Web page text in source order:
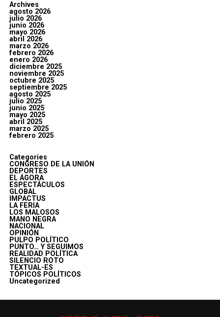
Archives
agosto 2026
julio 2026
junio 2026
mayo 2026
abril 2026
marzo 2026
febrero 2026
enero 2026
diciembre 2025
noviembre 2025
octubre 2025
septiembre 2025
agosto 2025
julio 2025
junio 2025
mayo 2025
abril 2025
marzo 2025
febrero 2025
Categories
CONGRESO DE LA UNIÓN
DEPORTES
EL ÁGORA
ESPECTÁCULOS
GLOBAL
IMPACTUS
LA FERIA
LOS MALOSOS
MANO NEGRA
NACIONAL
OPINIÓN
PULPO POLÍTICO
PUNTO… Y SEGUIMOS
REALIDAD POLÍTICA
SILENCIO ROTO
TEXTUAL-ES
TÓPICOS POLÍTICOS
Uncategorized